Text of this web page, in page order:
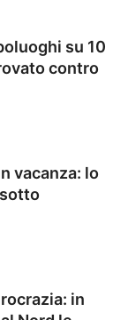
su 10
contro
vacanza: lo
in